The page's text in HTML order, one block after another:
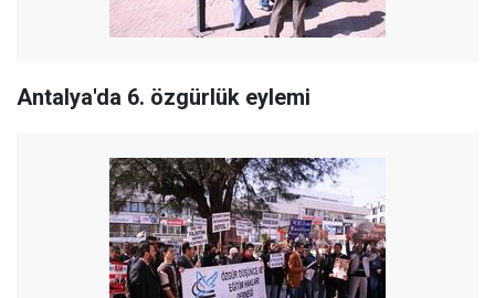
Antalya'da 6. özgürlük eylemi